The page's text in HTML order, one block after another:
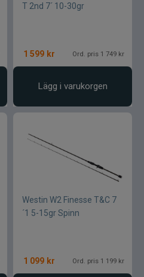
T 2nd 7´ 10-30gr
1 599 kr Ord. pris 1 749 kr
Lägg i varukorgen
Westin W2 Finesse T&C 7
´1 5-15gr Spinn
1 099 kr Ord. pris 1 199 kr